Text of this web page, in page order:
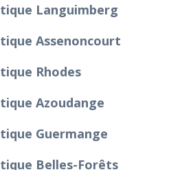
Languimberg
Assenoncourt
Rhodes
Azoudange
Guermange
Belles-Forêts